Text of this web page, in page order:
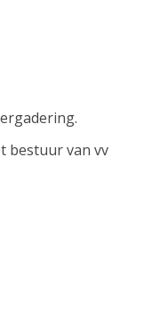
bestuur van vv